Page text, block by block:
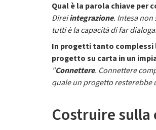
Qual è la parola chiave per
Direiintegrazione. Intesa non
tutti è la capacità di far
In progetti tanto complessi
progetto su carta in un
"Connettere. Connettere
quale un progetto resterebbe
Costruire